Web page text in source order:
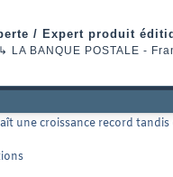
/ Expert produit
↳ LA BANQUE POSTALE -
une croissance record